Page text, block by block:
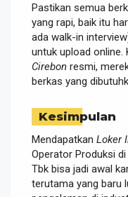
Pastikan semua
yang rapi, baik itu
ada walk-in
untuk upload online.
Cirebon resmi,
berkas yang
Kesimpulan
Mendapatkan Loker
Operator Produksi
Tbk bisa jadi awal
terutama yang baru